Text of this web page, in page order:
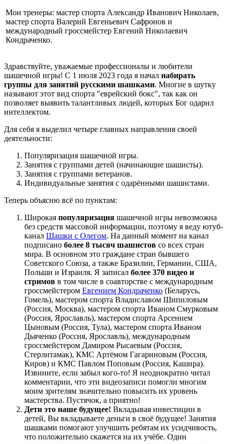
Мои тренеры: мастер спорта Александр Иванович Николаев,
мастер спорта Валерий Евгеньевич Сафронов и
международный гроссмейстер Евгений Николаевич
Кондраченко.
Здравствуйте, уважаемые профессионалы и любители
шашечной игры! С 1 июля 2023 года я начал набирать
группы для занятий русскими шашками. Многие в шутку
называют этот вид спорта "еврейский бокс", так как он
позволяет выявить талантливых людей, которых Бог одарил
интеллектом.
Для себя я выделил четыре главных направления своей
деятельности:
Популяризация шашечной игры.
Занятия с группами детей (начинающие шашисты).
Занятия с группами ветеранов.
Индивидуальные занятия с одарёнными шашистами.
Теперь объясню всё по пунктам:
Широкая популяризация шашечной игры невозможна
без средств массовой информации, поэтому я веду ютуб-
канал Шашки с Олегом. На данный момент на канал
подписано более 8 тысяч шашистов со всех стран
мира. В основном это граждане стран бывшего
Советского Союза, а также Бразилии, Германии, США,
Польши и Израиля. Я записал более 370 видео и
стримов в том числе в соавторстве с международным
гроссмейстером Евгением Кондраченко (Беларусь,
Гомель), мастером спорта Владиславом Шипиловым
(Россия, Москва), мастером спорта Иваном Смурковым
(Россия, Ярославль), мастером спорта Арсением
Цыновым (Россия, Тула), мастером спорта Иваном
Дьяченко (Россия, Ярославль), международным
гроссмейстером Дамиром Рысаевым (Россия,
Стерлитамак), КМС Артёмом Гагариновым (Россия,
Киров) и КМС Павлом Поповым (Россия, Кашира).
Извините, если забыл кого-то! Я неоднократно читал
комментарии, что эти видеозаписи помогли многим
моим зрителям значительно повысить их уровень
мастерства. Пустячок, а приятно!
Дети это наше будущее! Вкладывая инвестиции в
детей, Вы вкладываете деньги в своё будущее! Занятия
шашками помогают улучшить ребятам их усидчивость,
что положительно скажется на их учёбе. Один